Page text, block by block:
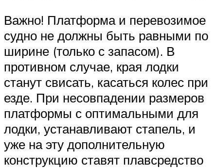
Важно! Платформа и перевозимое
судно не должны быть равными по
ширине (только с запасом). В
противном случае, края лодки
станут свисать, касаться колес при
езде. При несовпадении размеров
платформы с оптимальными для
лодки, устанавливают стапель, и
уже на эту дополнительную
конструкцию ставят плавсредство